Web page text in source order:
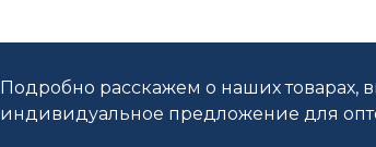
Подробно расскажем о наших товарах,
индивидуальное предложение для